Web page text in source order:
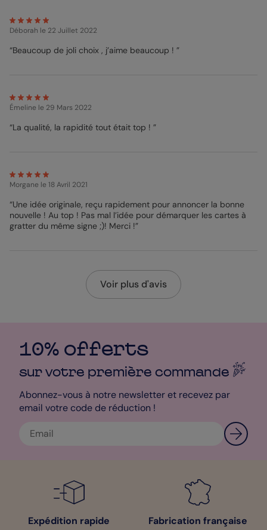
Déborah le 22 Juillet 2022
“Beaucoup de joli choix , j’aime beaucoup ! ”
Émeline le 29 Mars 2022
“La qualité, la rapidité tout était top ! ”
Morgane le 18 Avril 2021
“Une idée originale, reçu rapidement pour annoncer la bonne
nouvelle ! Au top ! Pas mal l’idée pour démarquer les cartes à
gratter du même signe ;)! Merci !”
Voir plus d'avis
10% offerts
sur votre première commande
Abonnez-vous à notre newsletter et recevez par
email votre code de réduction !
Expédition rapide Fabrication française